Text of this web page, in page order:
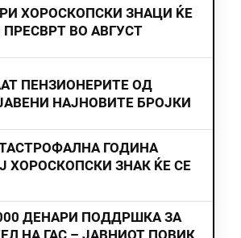
ХОРОСКОПСКИ ЗНАЦИ ЌЕ
ВО АВГУСТ
ПЕНЗИОНЕРИТЕ ОД
НАЈНОВИТЕ БРОЈКИ
ГОДИНА
ХОРОСКОПСКИ ЗНАК ЌЕ СЕ
ДЕНАРИ ПОДДРШКА ЗА
НА ГАС – ЈАВНИОТ ПОВИК